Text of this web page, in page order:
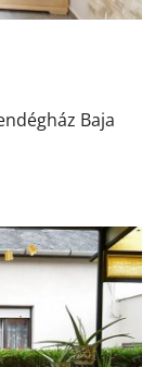
Baja